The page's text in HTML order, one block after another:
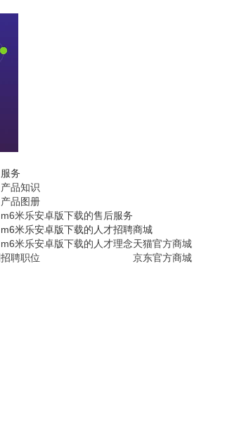
服务
产品知识
产品图册
m6米乐安卓版下载的售后服务
m6米乐安卓版下载的人才招聘
m6米乐安卓版下载的人才理念
招聘职位
商城
天猫官方商城
京东官方商城